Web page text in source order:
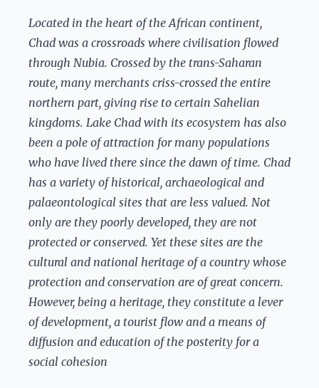
Located in the heart of the African continent,
Chad was a crossroads where civilisation flowed
through Nubia. Crossed by the trans-Saharan
route, many merchants criss-crossed the entire
northern part, giving rise to certain Sahelian
kingdoms. Lake Chad with its ecosystem has also
been a pole of attraction for many populations
who have lived there since the dawn of time. Chad
has a variety of historical, archaeological and
palaeontological sites that are less valued. Not
only are they poorly developed, they are not
protected or conserved. Yet these sites are the
cultural and national heritage of a country whose
protection and conservation are of great concern.
However, being a heritage, they constitute a lever
of development, a tourist flow and a means of
diffusion and education of the posterity for a
social cohesion